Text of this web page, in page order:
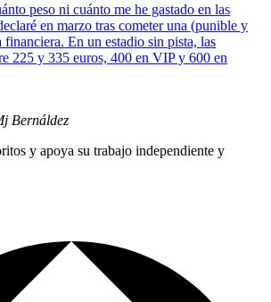
peso ni cuánto me he gastado en las
en marzo tras cometer una (punible y
En un estadio sin pista, las
225 y 335 euros, 400 en VIP y 600 en
Bernáldez
y apoya su trabajo independiente y